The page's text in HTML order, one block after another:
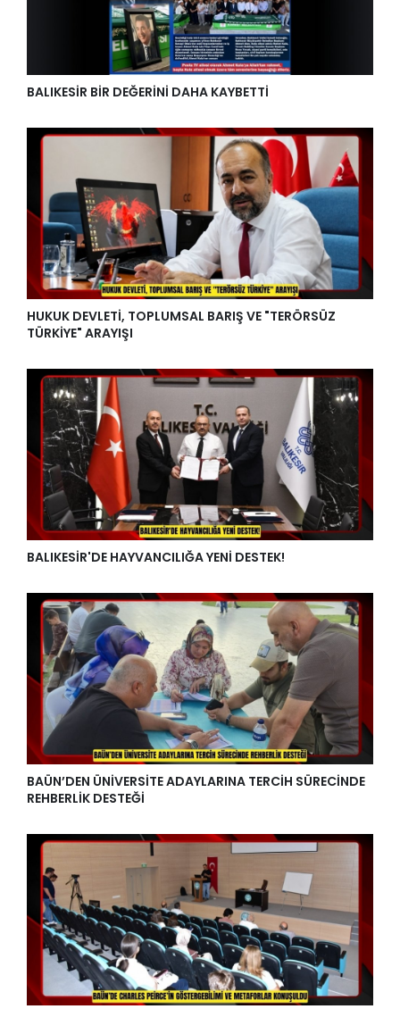
BALIKESİR BİR DEĞERİNİ DAHA KAYBETTİ
HUKUK DEVLETİ, TOPLUMSAL BARIŞ VE "TERÖRSÜZ
TÜRKİYE" ARAYIŞI
BALIKESİR'DE HAYVANCILIĞA YENİ DESTEK!
BAÜN’DEN ÜNİVERSİTE ADAYLARINA TERCİH SÜRECİNDE
REHBERLİK DESTEĞİ